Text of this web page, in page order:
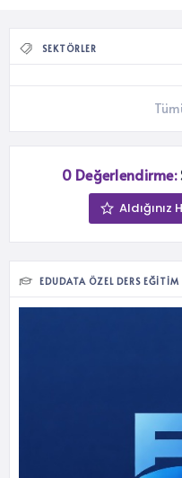
SEKTÖRLER
0 Değerlendirme:
EDUDATA ÖZEL DERS